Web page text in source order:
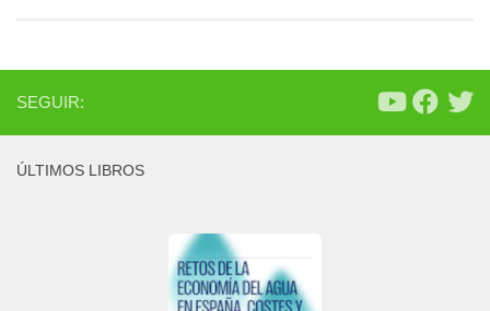
SEGUIR:
ÚLTIMOS LIBROS